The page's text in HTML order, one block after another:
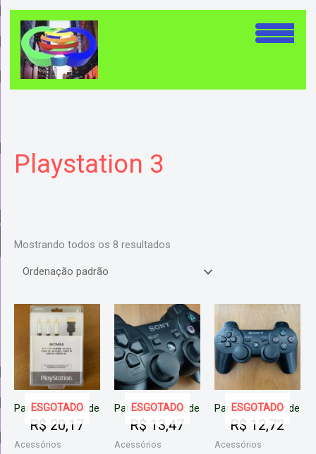
Ir
o
conteúdo
Playstation 3
Mostrando todos os 8 resultados
ESGOTADO
Parcele em 12x de
R$ 20,17
Acessórios
ESGOTADO
Parcele em 12x de
R$ 13,47
Acessórios
ESGOTADO
Parcele em 12x de
R$ 12,72
Acessórios